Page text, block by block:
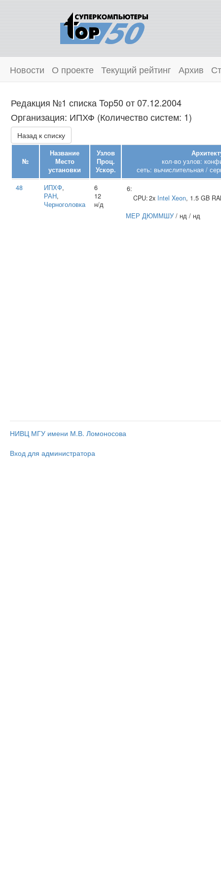
Новости О проекте Текущий рейтинг Архив
Редакция №1 списка Top50 от 07.12.2004
Организация: ИПХФ (Количество систем: 1)
Назад к списку
№
Название
Место
установки
Узлов
Проц.
Ускор.
кол-во узлов:
сеть: вычислительная /
48
ИПХФ,
РАН,
Черноголовка
6
12
н/д
6:
CPU:2x Intel Xeon, 1.5 GB
МЕР ДЮММШУ / нд / нд
НИВЦ МГУ имени М.В. Ломоносова
Вход для администратора